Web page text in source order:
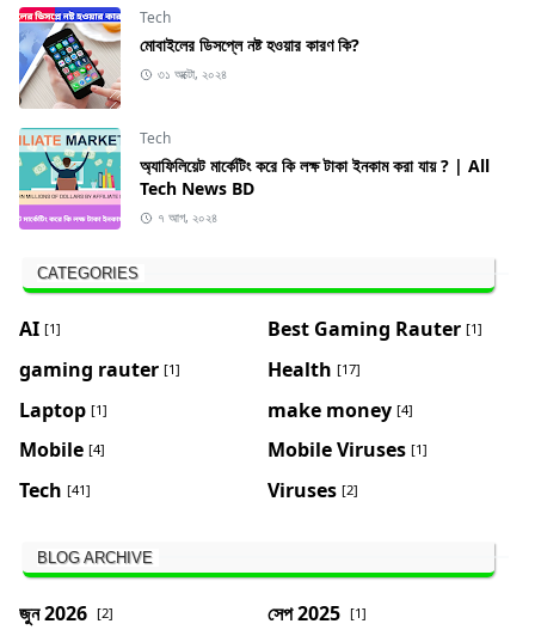
Tech
মোবাইলের ডিসপ্লে নষ্ট হওয়ার কারণ কি?
৩১ অক্টো, ২০২৪
Tech
অ্যাফিলিয়েট মার্কেটিং করে কি লক্ষ টাকা ইনকাম করা যায় ? | All
Tech News BD
৭ আগ, ২০২৪
CATEGORIES
AI [1] Best Gaming Rauter [1]
gaming rauter [1] Health [17]
Laptop [1] make money [4]
Mobile [4] Mobile Viruses [1]
Tech [41] Viruses [2]
BLOG ARCHIVE
জুন 2026 [2] সেপ 2025 [1]